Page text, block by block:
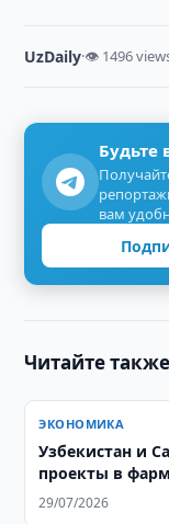
UzDaily·👁 1496
Будьте
вам
Читайте также
ЭКОНОМИКА
Узбекистан и
проекты в
29/07/2026